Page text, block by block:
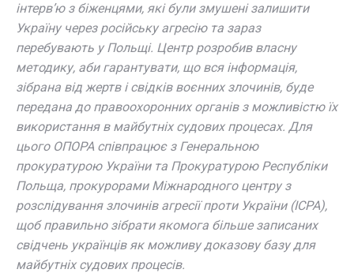
інтерв’ю з біженцями, які були змушені залишити
Україну через російську агресію та зараз
перебувають у Польщі. Центр розробив власну
методику, аби гарантувати, що вся інформація,
зібрана від жертв і свідків воєнних злочинів, буде
передана до правоохоронних органів з можливістю їх
використання в майбутніх судових процесах. Для
цього ОПОРА співпрацює з Генеральною
прокуратурою України та Прокуратурою Республіки
Польща, прокурорами Міжнародного центру з
розслідування злочинів агресії проти України (ICPA),
щоб правильно зібрати якомога більше записаних
свідчень українців як можливу доказову базу для
майбутніх судових процесів.